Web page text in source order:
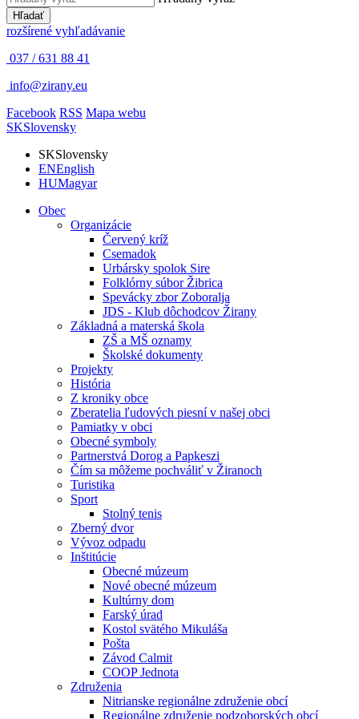
Hľadať
rozšírené vyhľadávanie
037 / 631 88 41
info@zirany.eu
Facebook RSS Mapa webu
SKSlovensky
SKSlovensky
ENEnglish
HUMagyar
Obec
Organizácie
Červený kríž
Csemadok
Urbársky spolok Sire
Folklórny súbor Žibrica
Spevácky zbor Zoboralja
JDS - Klub dôchodcov Žirany
Základná a materská škola
ZŠ a MŠ oznamy
Školské dokumenty
Projekty
História
Z kroniky obce
Zberatelia ľudových piesní v našej obci
Pamiatky v obci
Obecné symboly
Partnerstvá Dorog a Papkeszi
Čím sa môžeme pochváliť v Žiranoch
Turistika
Sport
Stolný tenis
Zberný dvor
Vývoz odpadu
Inštitúcie
Obecné múzeum
Nové obecné múzeum
Kultúrny dom
Farský úrad
Kostol svätého Mikuláša
Pošta
Závod Calmit
COOP Jednota
Združenia
Nitrianske regionálne združenie obcí
Regionálne združenie podzoborských obcí